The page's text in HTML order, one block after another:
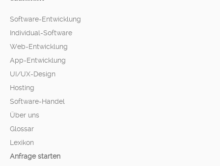
Software-Entwicklung
Individual-Software
Web-Entwicklung
App-Entwicklung
UI/UX-Design
Hosting
Software-Handel
Über uns
Glossar
Lexikon
Anfrage starten